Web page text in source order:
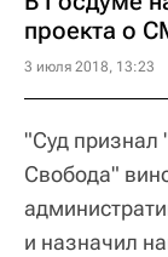
проекта о
3 июля 2018, 13:23
"Суд признал
Свобода"
и назначил